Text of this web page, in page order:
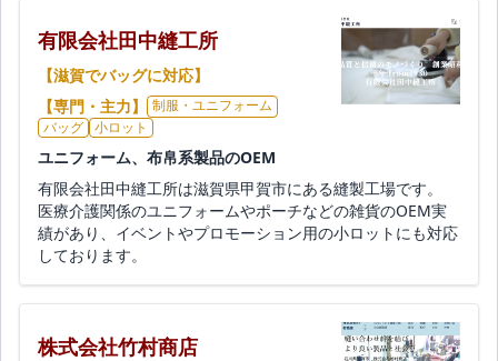
有限会社田中縫工所
【滋賀でバッグに対応】
【専門・主力】
制服・ユニフォーム
バッグ 小ロット
ユニフォーム、布帛系製品のOEM
有限会社田中縫工所は滋賀県甲賀市にある縫製工場です。
医療介護関係のユニフォームやポーチなどの雑貨のOEM実
績があり、イベントやプロモーション用の小ロットにも対応
しております。
株式会社竹村商店